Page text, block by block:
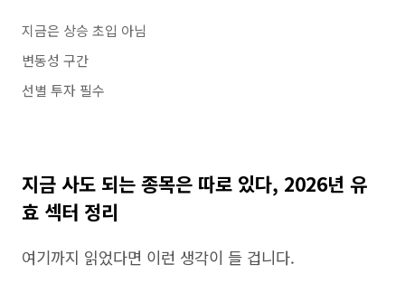
지금은 상승 초입 아님
변동성 구간
선별 투자 필수
지금 사도 되는 종목은 따로 있다, 2026년 유
효 섹터 정리
여기까지 읽었다면 이런 생각이 들 겁니다.